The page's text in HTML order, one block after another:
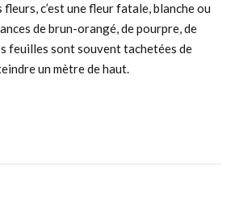
c’est une fleur fatale, blanche ou
de brun-orangé, de pourpre, de
feuilles sont souvent tachetées de
un mètre de haut.